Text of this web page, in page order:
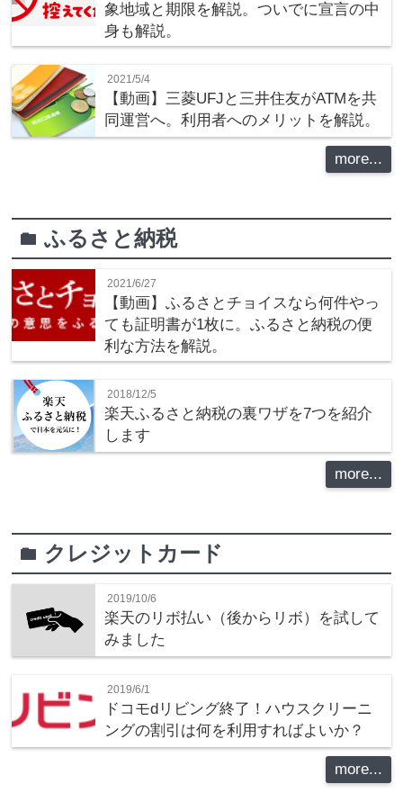
象地域と期限を解説。ついでに宣言の中
身も解説。
2021/5/4
【動画】三菱UFJと三井住友がATMを共
同運営へ。利用者へのメリットを解説。
more...
folderふるさと納税
2021/6/27
【動画】ふるさとチョイスなら何件やっ
ても証明書が1枚に。ふるさと納税の便
利な方法を解説。
2018/12/5
楽天ふるさと納税の裏ワザを7つを紹介
します
more...
folder クレジットカード
2019/10/6
楽天のリボ払い（後からリボ）を試して
みました
2019/6/1
ドコモdリビング終了！ハウスクリーニ
ングの割引は何を利用すればよいか？
more...